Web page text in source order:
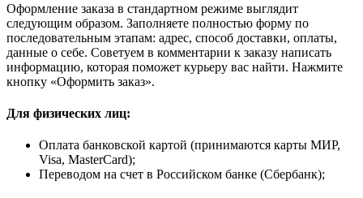
Оформление заказа в стандартном режиме выглядит
следующим образом. Заполняете полностью форму по
последовательным этапам: адрес, способ доставки, оплаты,
данные о себе. Советуем в комментарии к заказу написать
информацию, которая поможет курьеру вас найти. Нажмите
кнопку «Оформить заказ».
Для физических лиц:
Оплата банковской картой (принимаются карты МИР,
Visa, MasterCard);
Переводом на счет в Российском банке (Сбербанк);